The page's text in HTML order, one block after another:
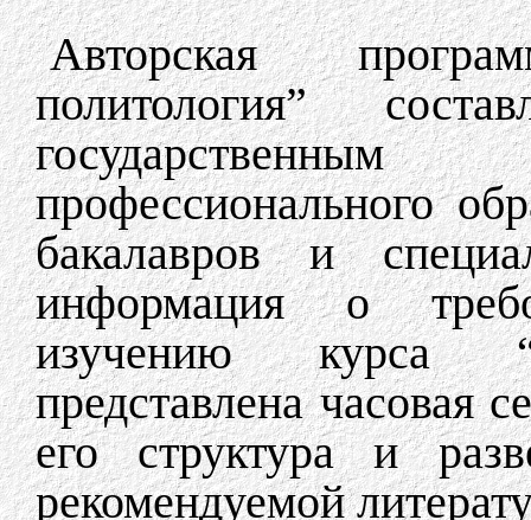
Авторская
политология”
профессионального
бакалавров и
информация о
изучению курса
представлена часовая
его структура и
рекомендуемой